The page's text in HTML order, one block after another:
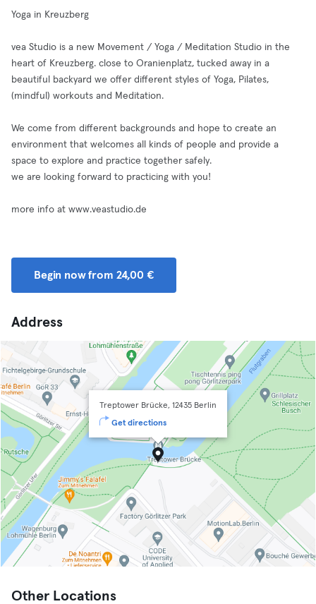
Yoga in Kreuzberg
vea Studio is a new Movement / Yoga / Meditation Studio in the
heart of Kreuzberg. close to Oranienplatz, tucked away in a
beautiful backyard we offer different styles of Yoga, Pilates,
(mindful) workouts and Meditation.
We come from different backgrounds and hope to create an
environment that welcomes all kinds of people and provide a
space to explore and practice together safely.
we are looking forward to practicing with you!
more info at www.veastudio.de
Begin now from 24,00 €
Address
Treptower Brücke, 12435 Berlin
Get directions
Other Locations